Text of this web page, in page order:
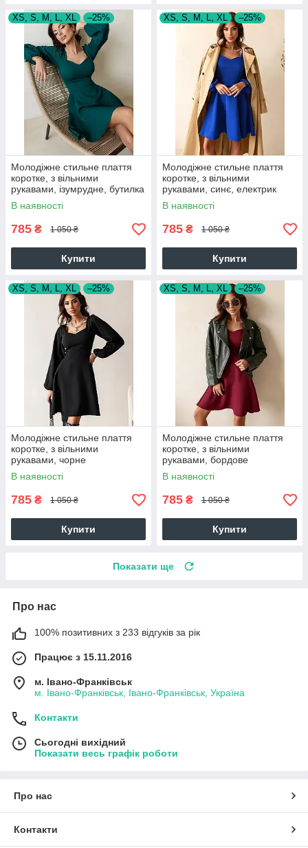
XS, S, M, L, XL –25%
Молодіжне стильне плаття
коротке, з вільними
рукавами, ізумрудне, бутилка
В наявності
785 ₴ 1 050 ₴
Купити
XS, S, M, L, XL –25%
Молодіжне стильне плаття
коротке, з вільними
рукавами, синє, електрик
В наявності
785 ₴ 1 050 ₴
Купити
XS, S, M, L, XL –25%
Молодіжне стильне плаття
коротке, з вільними
рукавами, чорне
В наявності
785 ₴ 1 050 ₴
Купити
XS, S, M, L, XL –25%
Молодіжне стильне плаття
коротке, з вільними
рукавами, бордове
В наявності
785 ₴ 1 050 ₴
Купити
Показати ще
Про нас
100% позитивних з 233 відгуків за рік
Працює з 15.11.2016
м. Івано-Франківськ
м. Івано-Франківськ, Івано-Франківськ, Україна
Контакти
Сьогодні вихідний
Показати весь графік роботи
Про нас
Контакти